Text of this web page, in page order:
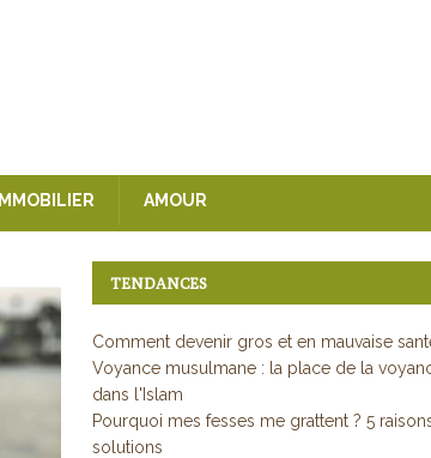
IMMOBILIER AMOUR
TENDANCES
Comment devenir gros et en mauvaise
Voyance musulmane : la place de la
dans l'Islam
Pourquoi mes fesses me grattent ? 5
solutions